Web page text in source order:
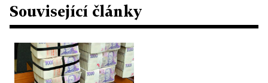
Související články